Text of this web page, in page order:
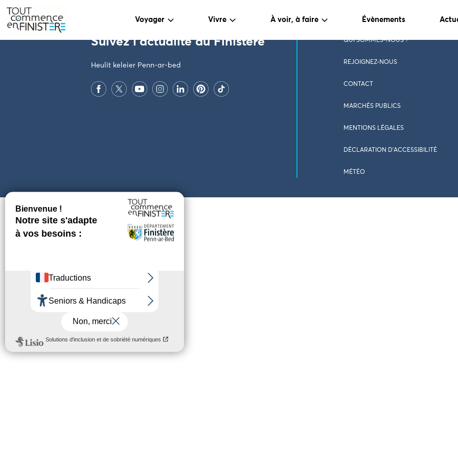
Voyager Vivre À voir, à faire Évènements
Suivez l'actualité du Finistère
Heulit keleier Penn-ar-bed
QUI SOMMES-NOUS ?
REJOIGNEZ-NOUS
CONTACT
MARCHÉS PUBLICS
MENTIONS LÉGALES
DÉCLARATION D’ACCESSIBILITÉ
MÉTÉO